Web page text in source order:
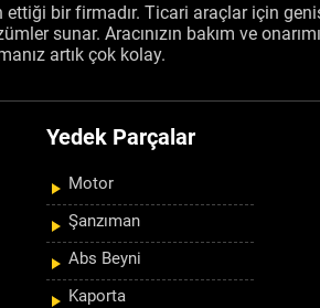
bir firmadır. Ticari araçlar için
sunar. Aracınızın bakım ve
artık çok kolay.
Yedek Parçalar
Motor
Şanzıman
Abs Beyni
Kaporta